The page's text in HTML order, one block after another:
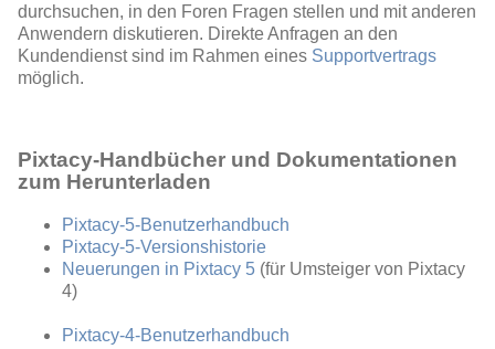
durchsuchen, in den Foren Fragen stellen und mit anderen
Anwendern diskutieren. Direkte Anfragen an den
Kundendienst sind im Rahmen eines Supportvertrags
möglich.
Pixtacy-Handbücher und Dokumentationen
zum Herunterladen
Pixtacy-5-Benutzerhandbuch
Pixtacy-5-Versionshistorie
Neuerungen in Pixtacy 5 (für Umsteiger von Pixtacy
4)
Pixtacy-4-Benutzerhandbuch